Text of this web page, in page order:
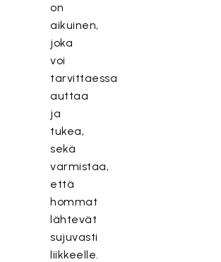
on
aikuinen,
joka
voi
tarvittaessa
auttaa
ja
tukea,
sekä
varmistaa,
että
hommat
lähtevät
sujuvasti
liikkeelle.